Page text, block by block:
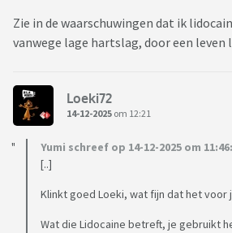
Zie in de waarschuwingen dat ik
vanwege lage hartslag, door een leven
Loeki72
14-12-2025 om 12:21
Yumi schreef op 14-12-2025 om 11:46:
[..]
Klinkt goed Loeki, wat fijn dat het voor
Wat die Lidocaine betreft, je gebruikt